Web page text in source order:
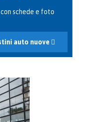
schede e foto
auto nuove